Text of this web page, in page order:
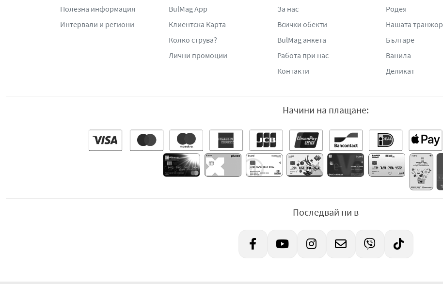
Полезна информация
Интервали и региони
BulMag App
Клиентска Карта
Колко струва?
Лични промоции
За нас
Всички обекти
BulMag анкета
Работа при нас
Контакти
Родея
Нашата
Българе
Ванила
Деликат
Начини на плащане:
Последвай ни в